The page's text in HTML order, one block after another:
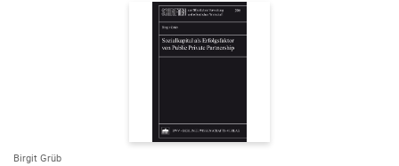
Birgit Grüb